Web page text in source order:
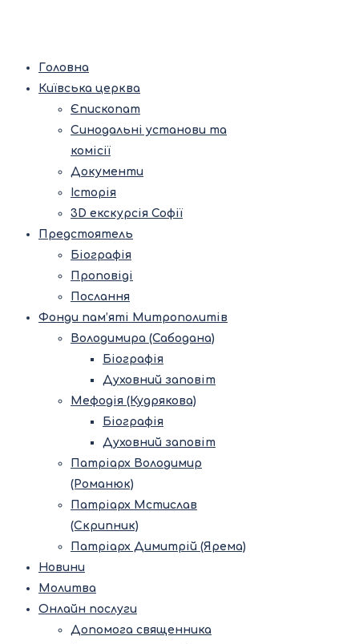
Головна
Київська церква
Єпископат
Синодальні установи та
комісії
Документи
Історія
3D екскурсія Софії
Предстоятель
Біографія
Проповіді
Послання
Фонди пам’яті Митрополитів
Володимира (Сабодана)
Біографія
Духовний заповіт
Мефодія (Кудрякова)
Біографія
Духовний заповіт
Патріарх Володимир
(Романюк)
Патріарх Мстислав
(Скрипник)
Патріарх Димитрій (Ярема)
Новини
Молитва
Онлайн послуги
Допомога священника